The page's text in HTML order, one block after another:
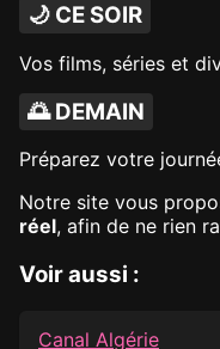
🌙 CE SOIR
Vos films, séries et
🌅 DEMAIN
Préparez votre
Notre site vous
réel, afin de ne rien
Voir aussi :
Canal Algérie